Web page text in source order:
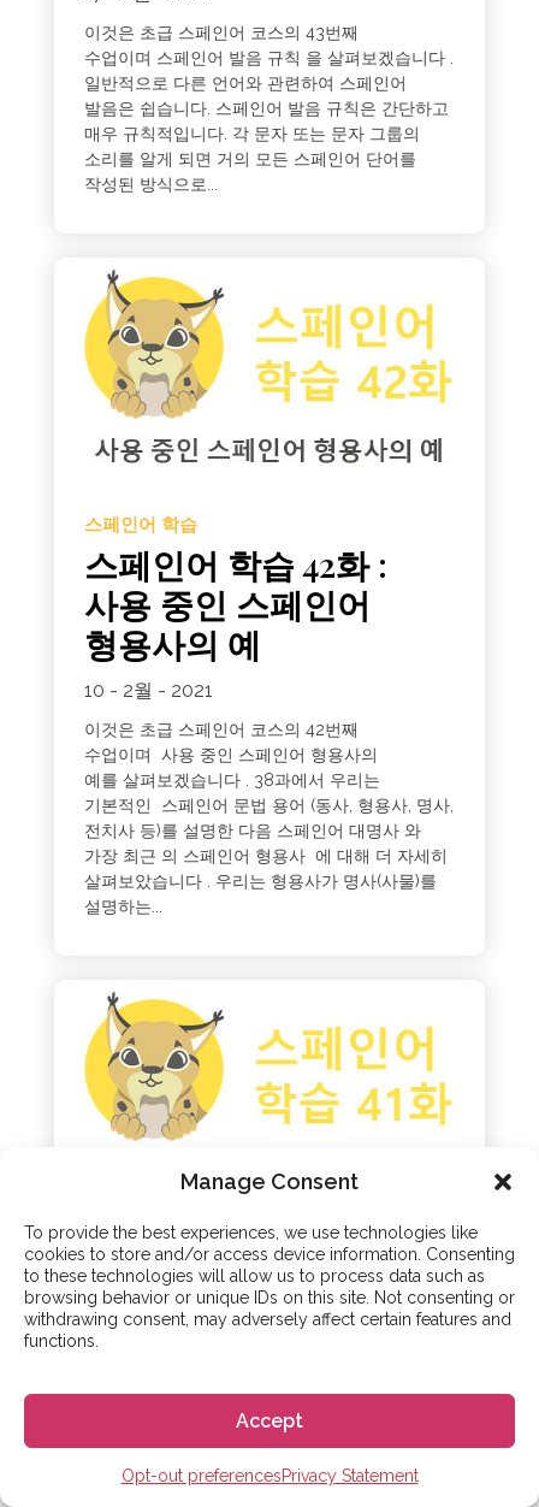
Manage Consent
To provide the best experiences, we use technologies like
cookies to store and/or access device information. Consenting
to these technologies will allow us to process data such as
browsing behavior or unique IDs on this site. Not consenting or
withdrawing consent, may adversely affect certain features and
functions.
Accept
Opt-out preferencesPrivacy Statement
이것은 초급 스페인어 코스의 43번째
수업이며 스페인어 발음 규칙 을 살펴보겠습니다 .
일반적으로 다른 언어와 관련하여 스페인어
발음은 쉽습니다. 스페인어 발음 규칙은 간단하고
매우 규칙적입니다. 각 문자 또는 문자 그룹의
소리를 알게 되면 거의 모든 스페인어 단어를
작성된 방식으로...
스페인어 학습
스페인어 학습 42화 :
사용 중인 스페인어
형용사의 예
10 - 2월 - 2021
이것은 초급 스페인어 코스의 42번째
수업이며 사용 중인 스페인어 형용사의
예를 살펴보겠습니다 . 38과에서 우리는
기본적인 스페인어 문법 용어 (동사, 형용사, 명사,
전치사 등)를 설명한 다음 스페인어 대명사 와
가장 최근 의 스페인어 형용사 에 대해 더 자세히
살펴보았습니다 . 우리는 형용사가 명사(사물)를
설명하는...
스페인어 학습
스페인어 학습 41화 :
스페인어 형용사 사용
이것은 초급 수준의 스페인어 코스의 41번째
수업이며 스페인어 형용사 사용 방법을 살펴볼 것